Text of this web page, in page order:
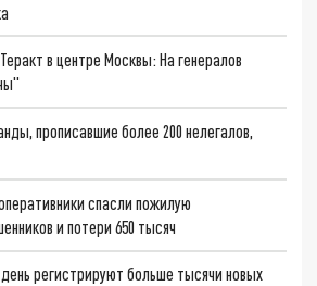
в центре Москвы: На генералов
прописавшие более 200 нелегалов,
спасли пожилую
и потери 650 тысяч
регистрируют больше тысячи новых